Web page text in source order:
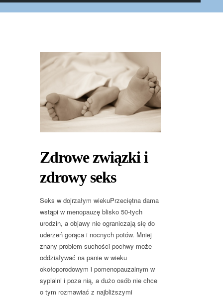
Zdrowe związki i
zdrowy seks
Seks w dojrzałym wiekuPrzeciętna dama
wstąpi w menopauzę blisko 50-tych
urodzin, a objawy nie ograniczają się do
uderzeń gorąca i nocnych potów. Mniej
znany problem suchości pochwy może
oddziaływać na panie w wieku
okołoporodowym i pomenopauzalnym w
sypialni i poza nią, a dużo osób nie chce
o tym rozmawiać z najbliższymi